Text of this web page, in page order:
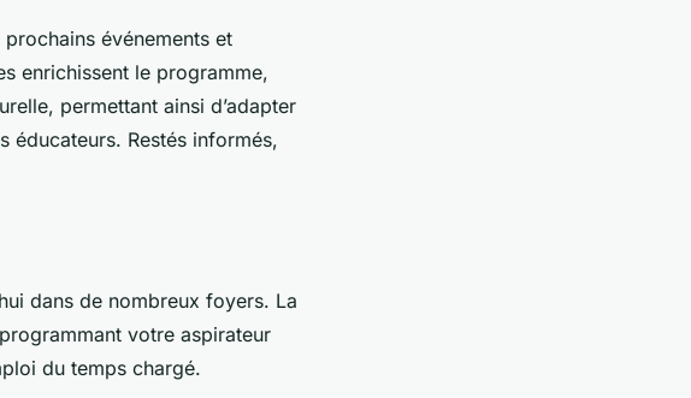
événements et
enrichissent le programme,
permettant ainsi d’adapter
éducateurs. Restés informés,
dans de nombreux foyers. La
votre aspirateur
du temps chargé.